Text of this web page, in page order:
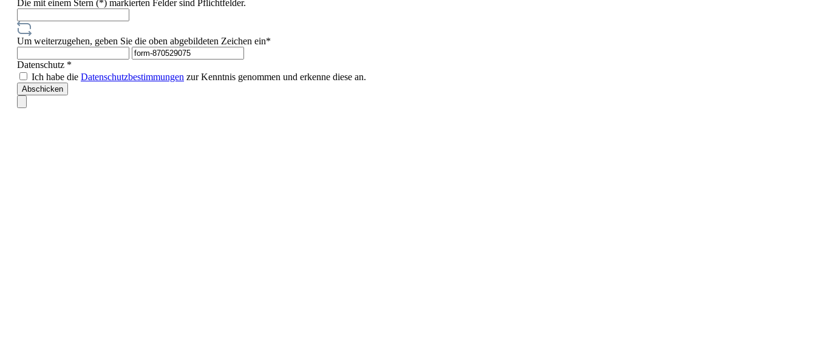
Die mit einem Stern (*) markierten Felder sind Pflichtfelder.
Um weiterzugehen, geben Sie die oben abgebildeten Zeichen ein*
Datenschutz *
Ich habe die Datenschutzbestimmungen zur Kenntnis genommen und erkenne diese an.
Abschicken